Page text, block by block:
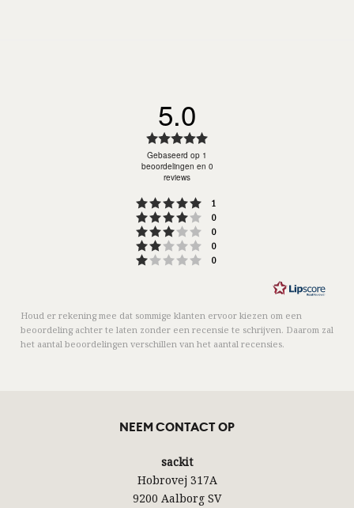
Beoordeling: 5 uit 5 sterren
1
Beoordeling: 4 uit 5 sterren
0
Beoordeling: 3 uit 5 sterren
0
Beoordeling: 2 uit 5 sterren
0
Beoordeling: 1 uit 5 sterren
0
5.0
uit
sterren
Gebaseerd op 1
beoordelingen en 0
reviews
Houd er rekening mee dat sommige klanten ervoor kiezen om een
beoordeling achter te laten zonder een recensie te schrijven. Daarom zal
het aantal beoordelingen verschillen van het aantal recensies.
NEEM CONTACT OP
sackit
Hobrovej 317A
9200 Aalborg SV